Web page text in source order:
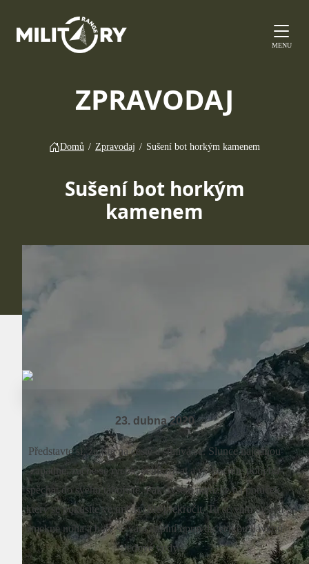
MENU
ZPRAVODAJ
Domů / Zpravodaj / Sušení bot horkým kamenem
Sušení bot horkým
kamenem
23. dubna 2020
Představte si, že jste na cestě a stmívá se. Slunce najednou
zapadne, začne se rychle ochlazovat a vy pocítíte potřebu
spěchat do svého tábořiště. Pak ovšem narazíte na potůček,
který se pokusíte ve tmě rychle překročit. Tu se vám ovšem
smekne noha a boty se vám naplní opravdu velkou dávkou
ledové vody...